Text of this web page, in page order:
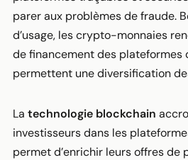
parer aux problèmes de fraude.
d’usage, les crypto-monnaies
de financement des plateformes
permettent une diversification
La technologie blockchain
investisseurs dans les
permet d’enrichir leurs offres de